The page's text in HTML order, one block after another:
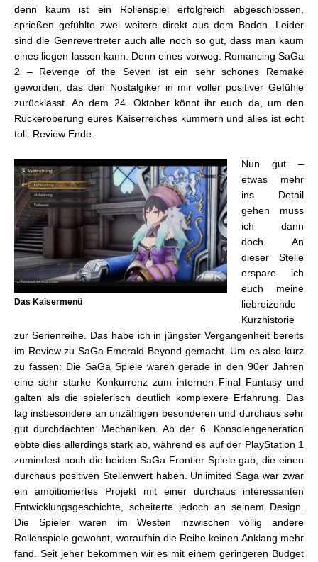
denn kaum ist ein Rollenspiel erfolgreich abgeschlossen,
sprießen gefühlte zwei weitere direkt aus dem Boden. Leider
sind die Genrevertreter auch alle noch so gut, dass man kaum
eines liegen lassen kann. Denn eines vorweg: Romancing SaGa
2 – Revenge of the Seven ist ein sehr schönes Remake
geworden, das den Nostalgiker in mir voller positiver Gefühle
zurücklässt. Ab dem 24. Oktober könnt ihr euch da, um den
Rückeroberung eures Kaiserreiches kümmern und alles ist echt
toll. Review Ende.
Das Kaisermenü
Nun gut –
etwas mehr
ins Detail
gehen muss
ich dann
doch. An
dieser Stelle
erspare ich
euch meine
liebreizende
Kurzhistorie
zur Serienreihe. Das habe ich in jüngster Vergangenheit bereits
im Review zu SaGa Emerald Beyond gemacht. Um es also kurz
zu fassen: Die SaGa Spiele waren gerade in den 90er Jahren
eine sehr starke Konkurrenz zum internen Final Fantasy und
galten als die spielerisch deutlich komplexere Erfahrung. Das
lag insbesondere an unzähligen besonderen und durchaus sehr
gut durchdachten Mechaniken. Ab der 6. Konsolengeneration
ebbte dies allerdings stark ab, während es auf der PlayStation 1
zumindest noch die beiden SaGa Frontier Spiele gab, die einen
durchaus positiven Stellenwert haben. Unlimited Saga war zwar
ein ambitioniertes Projekt mit einer durchaus interessanten
Entwicklungsgeschichte, scheiterte jedoch an seinem Design.
Die Spieler waren im Westen inzwischen völlig andere
Rollenspiele gewohnt, woraufhin die Reihe keinen Anklang mehr
fand. Seit jeher bekommen wir es mit einem geringeren Budget